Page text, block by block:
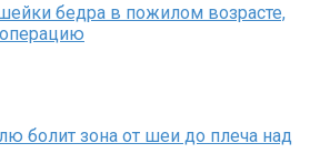
бедра в пожилом возрасте,
операцию
болит зона от шеи до плеча над